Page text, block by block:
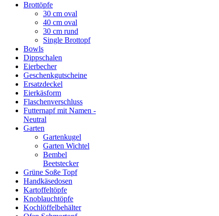
Brottöpfe
30 cm oval
40 cm oval
30 cm rund
Single Brottopf
Bowls
Dippschalen
Eierbecher
Geschenkgutscheine
Ersatzdeckel
Eierkäsform
Flaschenverschluss
Futternapf mit Namen -
Neutral
Garten
Gartenkugel
Garten Wichtel
Bembel
Beetstecker
Grüne Soße Topf
Handkäsedosen
Kartoffeltöpfe
Knoblauchtöpfe
Kochlöffelbehälter